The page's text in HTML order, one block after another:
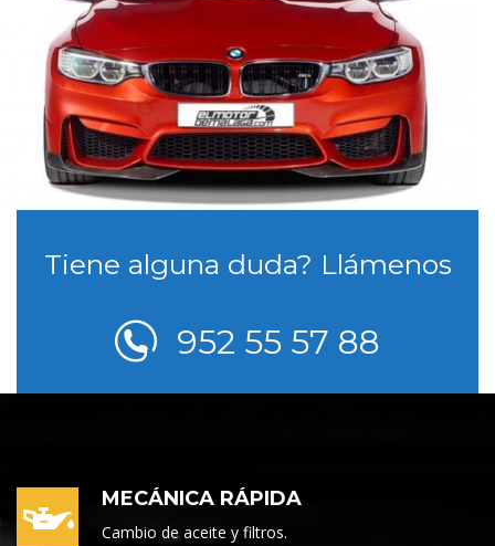
Tiene alguna duda? Llámenos
952 55 57 88
MECÁNICA RÁPIDA
Cambio de aceite y filtros.